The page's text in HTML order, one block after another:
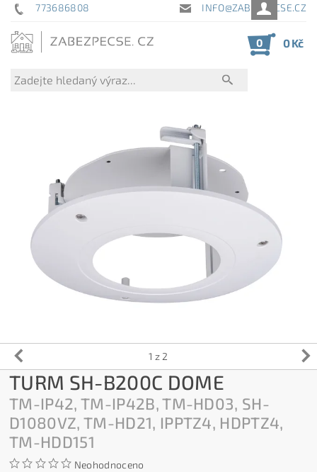
773686808 INFO@ZABEZPECSE.CZ
0 0 Kč
1 z 2
TURM SH-B200C DOME
TM-IP42, TM-IP42B, TM-HD03, SH-
D1080VZ, TM-HD21, IPPTZ4, HDPTZ4,
TM-HDD151
Neohodnoceno